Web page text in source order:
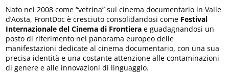
Nato nel 2008 come “vetrina” sul cinema documentario in Valle
d’Aosta, FrontDoc è cresciuto consolidandosi come Festival
Internazionale del Cinema di Frontiera e guadagnandosi un
posto di riferimento nel panorama europeo delle
manifestazioni dedicate al cinema documentario, con una sua
precisa identità e una costante attenzione alle contaminazioni
di genere e alle innovazioni di linguaggio.